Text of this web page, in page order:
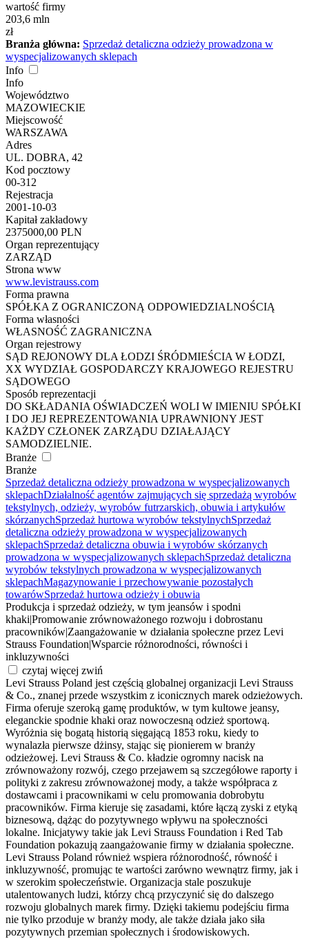
wartość firmy
203,6 mln
zł
Branża główna: Sprzedaż detaliczna odzieży prowadzona w
wyspecjalizowanych sklepach
Info
Info
Województwo
MAZOWIECKIE
Miejscowość
WARSZAWA
Adres
UL. DOBRA, 42
Kod pocztowy
00-312
Rejestracja
2001-10-03
Kapitał zakładowy
2375000,00 PLN
Organ reprezentujący
ZARZĄD
Strona www
www.levistrauss.com
Forma prawna
SPÓŁKA Z OGRANICZONĄ ODPOWIEDZIALNOŚCIĄ
Forma własności
WŁASNOŚĆ ZAGRANICZNA
Organ rejestrowy
SĄD REJONOWY DLA ŁODZI ŚRÓDMIEŚCIA W ŁODZI,
XX WYDZIAŁ GOSPODARCZY KRAJOWEGO REJESTRU
SĄDOWEGO
Sposób reprezentacji
DO SKŁADANIA OŚWIADCZEŃ WOLI W IMIENIU SPÓŁKI
I DO JEJ REPREZENTOWANIA UPRAWNIONY JEST
KAŻDY CZŁONEK ZARZĄDU DZIAŁAJĄCY
SAMODZIELNIE.
Branże
Branże
Sprzedaż detaliczna odzieży prowadzona w wyspecjalizowanych
sklepachDziałalność agentów zajmujących się sprzedażą wyrobów
tekstylnych, odzieży, wyrobów futrzarskich, obuwia i artykułów
skórzanychSprzedaż hurtowa wyrobów tekstylnychSprzedaż
detaliczna odzieży prowadzona w wyspecjalizowanych
sklepachSprzedaż detaliczna obuwia i wyrobów skórzanych
prowadzona w wyspecjalizowanych sklepachSprzedaż detaliczna
wyrobów tekstylnych prowadzona w wyspecjalizowanych
sklepachMagazynowanie i przechowywanie pozostałych
towarówSprzedaż hurtowa odzieży i obuwia
Produkcja i sprzedaż odzieży, w tym jeansów i spodni
khakiPromowanie zrównoważonego rozwoju i dobrostanu
pracownikówZaangażowanie w działania społeczne przez Levi
Strauss FoundationWsparcie różnorodności, równości i
inkluzywności
czytaj więcej zwiń
Levi Strauss Poland jest częścią globalnej organizacji Levi Strauss
& Co., znanej przede wszystkim z iconicznych marek odzieżowych.
Firma oferuje szeroką gamę produktów, w tym kultowe jeansy,
eleganckie spodnie khaki oraz nowoczesną odzież sportową.
Wyróżnia się bogatą historią sięgającą 1853 roku, kiedy to
wynalazła pierwsze dżinsy, stając się pionierem w branży
odzieżowej. Levi Strauss & Co. kładzie ogromny nacisk na
zrównoważony rozwój, czego przejawem są szczegółowe raporty i
polityki z zakresu zrównoważonej mody, a także współpraca z
dostawcami i pracownikami w celu promowania dobrobytu
pracowników. Firma kieruje się zasadami, które łączą zyski z etyką
biznesową, dążąc do pozytywnego wpływu na społeczności
lokalne. Inicjatywy takie jak Levi Strauss Foundation i Red Tab
Foundation pokazują zaangażowanie firmy w działania społeczne.
Levi Strauss Poland również wspiera różnorodność, równość i
inkluzywność, promując te wartości zarówno wewnątrz firmy, jak i
w szerokim społeczeństwie. Organizacja stale poszukuje
utalentowanych ludzi, którzy chcą przyczynić się do dalszego
rozwoju globalnych marek firmy. Dzięki takiemu podejściu firma
nie tylko przoduje w branży mody, ale także działa jako siła
pozytywnych przemian społecznych i środowiskowych.